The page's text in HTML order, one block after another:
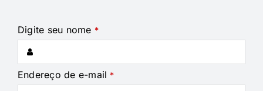
Digite seu nome *
Endereço de e-mail *